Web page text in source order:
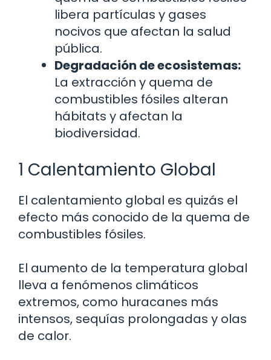
libera partículas y gases
nocivos que afectan la salud
pública.
Degradación de ecosistemas:
La extracción y quema de
combustibles fósiles alteran
hábitats y afectan la
biodiversidad.
1 Calentamiento Global
El calentamiento global es quizás el
efecto más conocido de la quema de
combustibles fósiles.
El aumento de la temperatura global
lleva a fenómenos climáticos
extremos, como huracanes más
intensos, sequías prolongadas y olas
de calor.